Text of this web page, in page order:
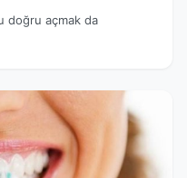
doğru açmak da